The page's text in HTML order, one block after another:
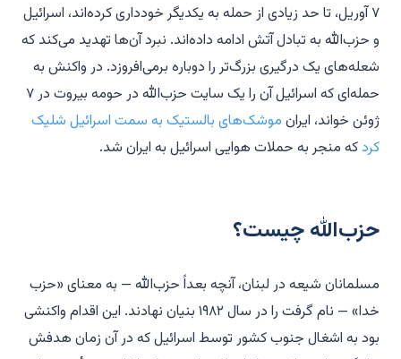
۷ آوریل، تا حد زیادی از حمله به یکدیگر خودداری کرده‌اند، اسرائیل
و حزب‌الله به تبادل آتش ادامه داده‌اند. نبرد آن‌ها تهدید می‌کند که
شعله‌های یک درگیری بزرگ‌تر را دوباره برمی‌افروزد. در واکنش به
حمله‌ای که اسرائیل آن را یک سایت حزب‌الله در حومه بیروت در ۷
ژوئن خواند، ایران موشک‌های بالستیک به سمت اسرائیل شلیک
کردکه منجر به حملات هوایی اسرائیل به ایران شد.
حزب‌الله چیست؟
مسلمانان شیعه در لبنان، آنچه بعداً حزب‌الله — به معنای «حزب
خدا» — نام گرفت را در سال ۱۹۸۲ بنیان نهادند. این اقدام واکنشی
بود به اشغال جنوب کشور توسط اسرائیل که در آن زمان هدفش